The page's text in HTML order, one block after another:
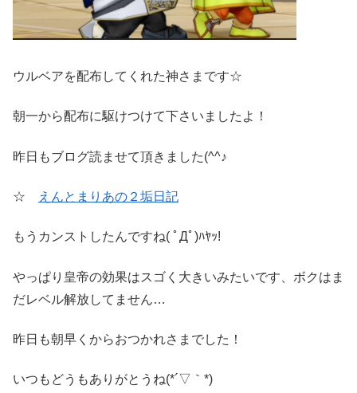
ウルベアを配布してくれた神さまです☆
朝一から配布に駆けつけて下さいましたよ！
昨日もブログ読ませて頂きました(^^♪
☆ えんとまりあの２垢日記
もうカンストしたんですね( ﾟДﾟ)ﾊﾔｯ!
やっぱり皇帝の効果はスゴく大きいみたいです、ボクはま
だレベル解放してません…
昨日も朝早くからおつかれさまでした！
いつもどうもありがとうね(*´▽｀*)